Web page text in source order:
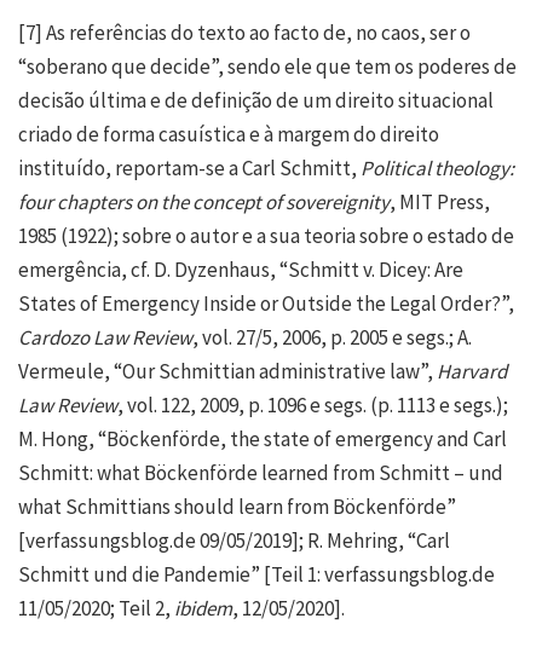
[7]As referências do texto ao facto de, no caos, ser o
“soberano que decide”, sendo ele que tem os poderes de
decisão última e de definição de um direito situacional
criado de forma casuística e à margem do direito
instituído, reportam-se a Carl Schmitt, Political theology:
four chapters on the concept of sovereignity, MIT Press,
1985 (1922); sobre o autor e a sua teoria sobre o estado de
emergência, cf. D. Dyzenhaus, “Schmitt v. Dicey: Are
States of Emergency Inside or Outside the Legal Order?”,
Cardozo Law Review, vol. 27/5, 2006, p. 2005 e segs.; A.
Vermeule, “Our Schmittian administrative law”, Harvard
Law Review, vol. 122, 2009, p. 1096 e segs. (p. 1113 e segs.);
M. Hong, “Böckenförde, the state of emergency and Carl
Schmitt: what Böckenförde learned from Schmitt – und
what Schmittians should learn from Böckenförde”
[verfassungsblog.de 09/05/2019]; R. Mehring, “Carl
Schmitt und die Pandemie” [Teil 1: verfassungsblog.de
11/05/2020; Teil 2, ibidem, 12/05/2020].